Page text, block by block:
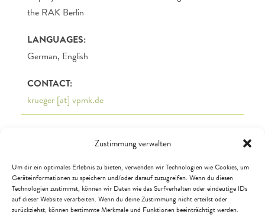
Zustimmung verwalten
Um dir ein optimales Erlebnis zu bieten, verwenden wir Technologien wie Cookies, um
Geräteinformationen zu speichern und/oder darauf zuzugreifen. Wenn du diesen
Technologien zustimmst, können wir Daten wie das Surfverhalten oder eindeutige IDs
auf dieser Website verarbeiten. Wenn du deine Zustimmung nicht erteilst oder
zurückziehst, können bestimmte Merkmale und Funktionen beeinträchtigt werden.
the RAK Berlin
LANGUAGES:
German, English
CONTACT:
krueger [at] vpmk.de